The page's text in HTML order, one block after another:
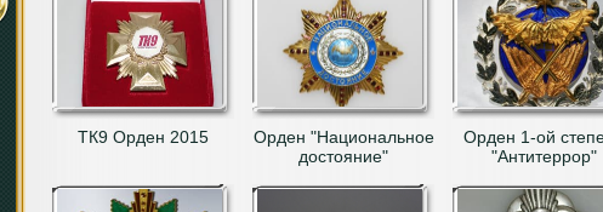
ТК9 Орден 2015
Орден "Национальное
достояние"
Орден 1-ой
"Антитеррор"